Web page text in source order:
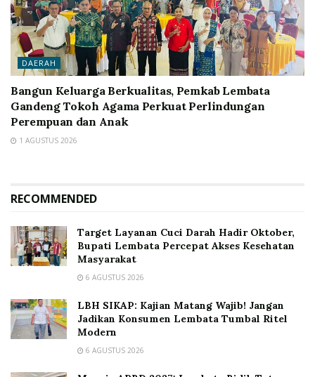
DAERAH
Bangun Keluarga Berkualitas, Pemkab Lembata
Gandeng Tokoh Agama Perkuat Perlindungan
Perempuan dan Anak
1 AGUSTUS 2026
RECOMMENDED
Target Layanan Cuci Darah Hadir Oktober,
Bupati Lembata Percepat Akses Kesehatan
Masyarakat
6 AGUSTUS 2026
LBH SIKAP: Kajian Matang Wajib! Jangan
Jadikan Konsumen Lembata Tumbal Ritel
Modern
6 AGUSTUS 2026